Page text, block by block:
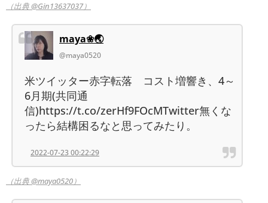
（出典 @Gin13637037）
maya❀🌏
@maya0520
米ツイッター赤字転落 コスト増響き、4～
6月期(共同通
信)https://t.co/zerHf9FOcMTwitter無くな
ったら結構困るなと思ってみたり。
2022-07-23 00:22:29
（出典 @maya0520）